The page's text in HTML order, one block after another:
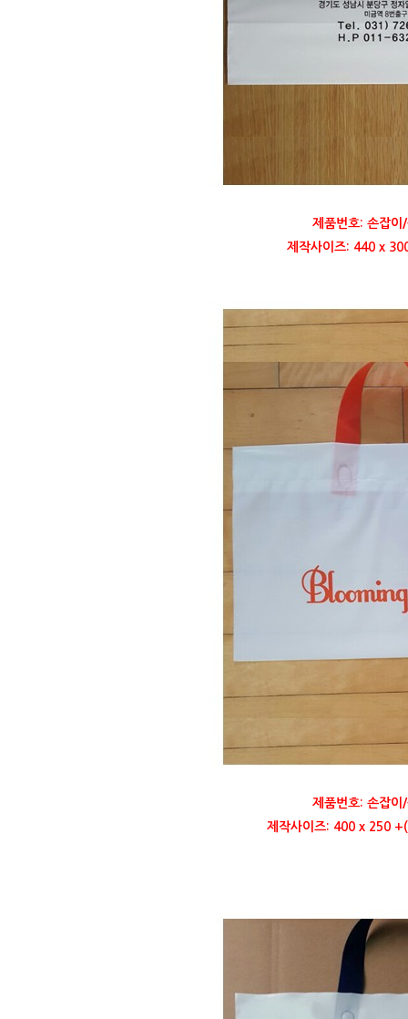
제품번호: 손잡이
제작사이즈: 440 x
제품번호: 손잡이
제작사이즈: 400 x 250